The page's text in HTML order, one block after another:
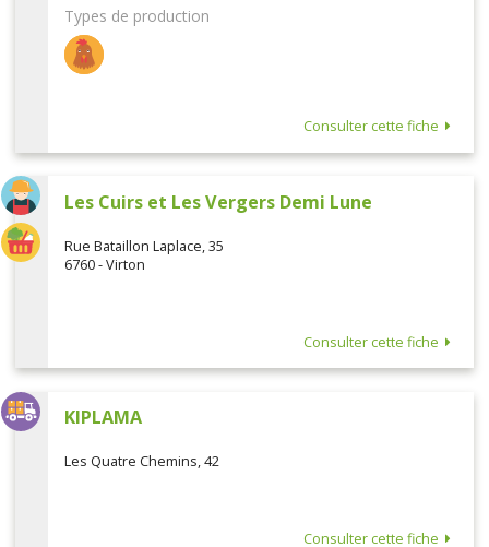
Types de production
Consulter cette fiche
Les Cuirs et Les Vergers Demi Lune
Rue Bataillon Laplace, 35
6760 - Virton
Consulter cette fiche
KIPLAMA
Les Quatre Chemins, 42
Consulter cette fiche